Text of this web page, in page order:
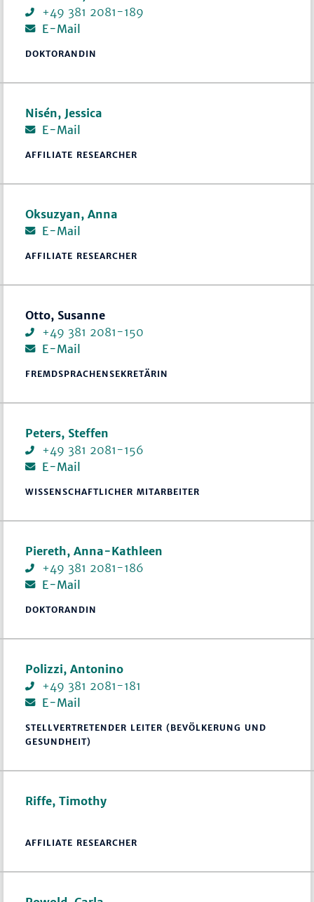
+49 381 2081-189
E-Mail
DOKTORANDIN
Nisén, Jessica
E-Mail
AFFILIATE RESEARCHER
Oksuzyan, Anna
E-Mail
AFFILIATE RESEARCHER
Otto, Susanne
+49 381 2081-150
E-Mail
FREMDSPRACHENSEKRETÄRIN
Peters, Steffen
+49 381 2081-156
E-Mail
WISSENSCHAFTLICHER MITARBEITER
Piereth, Anna-Kathleen
+49 381 2081-186
E-Mail
DOKTORANDIN
Polizzi, Antonino
+49 381 2081-181
E-Mail
STELLVERTRETENDER LEITER (BEVÖLKERUNG UND
GESUNDHEIT)
Riffe, Timothy
AFFILIATE RESEARCHER